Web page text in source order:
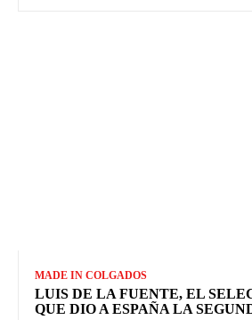
MADE IN COLGADOS
LUIS DE LA FUENTE, EL
QUE DIO A ESPAÑA LA